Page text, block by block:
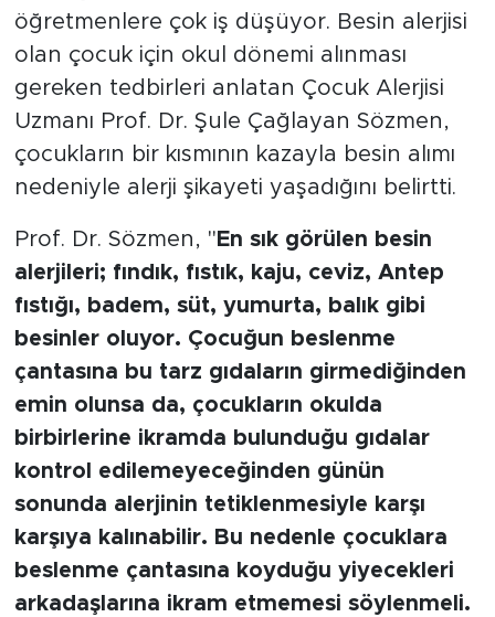
öğretmenlere çok iş düşüyor. Besin alerjisi
olan çocuk için okul dönemi alınması
gereken tedbirleri anlatan Çocuk Alerjisi
Uzmanı Prof. Dr. Şule Çağlayan Sözmen,
çocukların bir kısmının kazayla besin alımı
nedeniyle alerji şikayeti yaşadığını belirtti.
Prof. Dr. Sözmen, " En sık görülen besin
alerjileri; fındık, fıstık, kaju, ceviz, Antep
fıstığı, badem, süt, yumurta, balık gibi
besinler oluyor. Çocuğun beslenme
çantasına bu tarz gıdaların girmediğinden
emin olunsa da, çocukların okulda
birbirlerine ikramda bulunduğu gıdalar
kontrol edilemeyeceğinden günün
sonunda alerjinin tetiklenmesiyle karşı
karşıya kalınabilir. Bu nedenle çocuklara
beslenme çantasına koyduğu yiyecekleri
arkadaşlarına ikram etmemesi söylenmeli.